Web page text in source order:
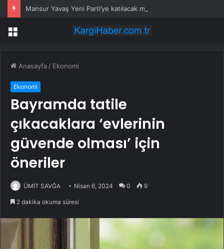
Menü
Anasayfa / Ekonomi
Ekonomi
Bayramda tatile
çıkacaklara ‘evlerinin
güvende olması’ için
öneriler
ÜMİT SAVĞA Nisan 6, 2024 0 9
2 dakika okuma süresi